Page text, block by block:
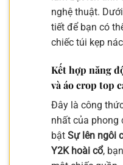
nghệ thuật.
tiết để bạn có
chiếc túi kẹp
Kết hợp năng
và áo crop top
Đây là công
nhất của phong
bật Sự lên ngôi
Y2K hoài cổ,